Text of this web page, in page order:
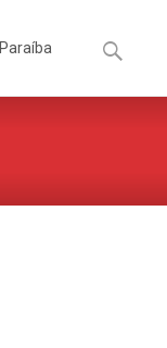
por: